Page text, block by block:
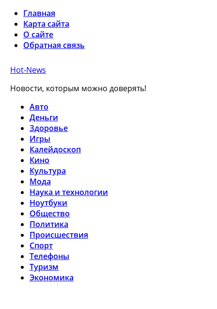
Главная
Карта сайта
О сайте
Обратная связь
Hot-News
Новости, которым можно доверять!
Авто
Деньги
Здоровье
Игры
Калейдоскоп
Кино
Культура
Мода
Наука и технологии
Ноутбуки
Общество
Политика
Происшествия
Спорт
Телефоны
Туризм
Экономика